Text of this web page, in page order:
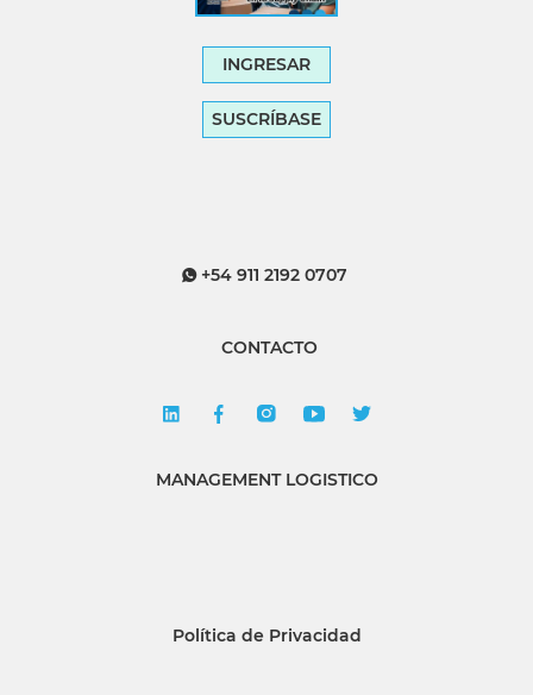
INGRESAR
SUSCRÍBASE
+54 911 2192 0707
CONTACTO
MANAGEMENT LOGISTICO
Política de Privacidad